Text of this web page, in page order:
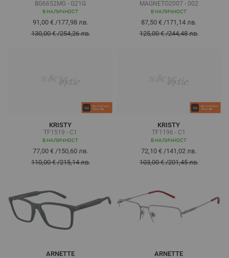
BG6652MG - G21G
В НАЛИЧНОСТ
91,00 € /177,98 лв.
130,00 €/254,26 лв.
MAGNETO2007 - 002
В НАЛИЧНОСТ
87,50 € /171,14 лв.
125,00 €/244,48 лв.
KRISTY
TF1519 - C1
В НАЛИЧНОСТ
77,00 € /150,60 лв.
110,00 €/215,14 лв.
KRISTY
TF1196 - C1
В НАЛИЧНОСТ
72,10 € /141,02 лв.
103,00 €/201,45 лв.
ARNETTE ARNETTE